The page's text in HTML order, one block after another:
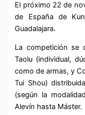
El próximo 22 de
de España de
Guadalajara.
La competición se
Taolu (individual,
como de armas, y
Tui Shou)
(según la
Alevín hasta Máster.